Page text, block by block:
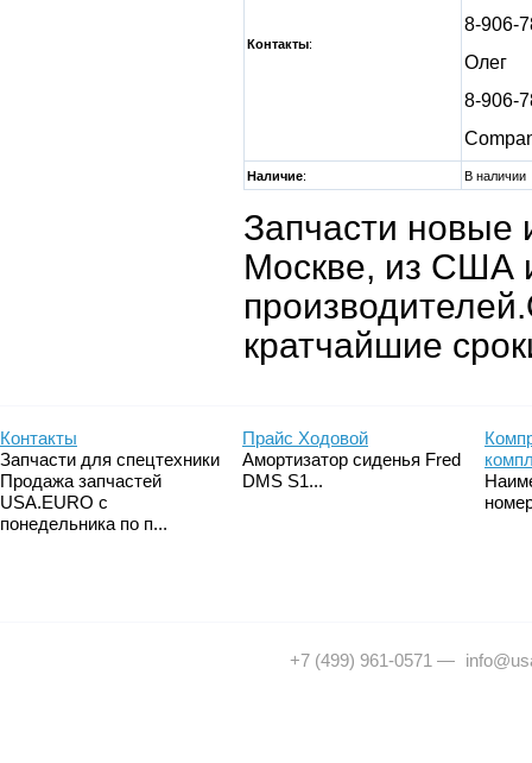
Контакты:
8-906-
Олег
8-906-
Наличие: В наличии
Запчасти новые
Москве, из США
кратчайшие
Контакты
Запчасти для спецтехники
Продажа запчастей
USA.EURO с
понедельника по п...
Прайс Ходовой
Амортизатор сиденья Fred
DMS S1...
+7 (499) 961-0571 —